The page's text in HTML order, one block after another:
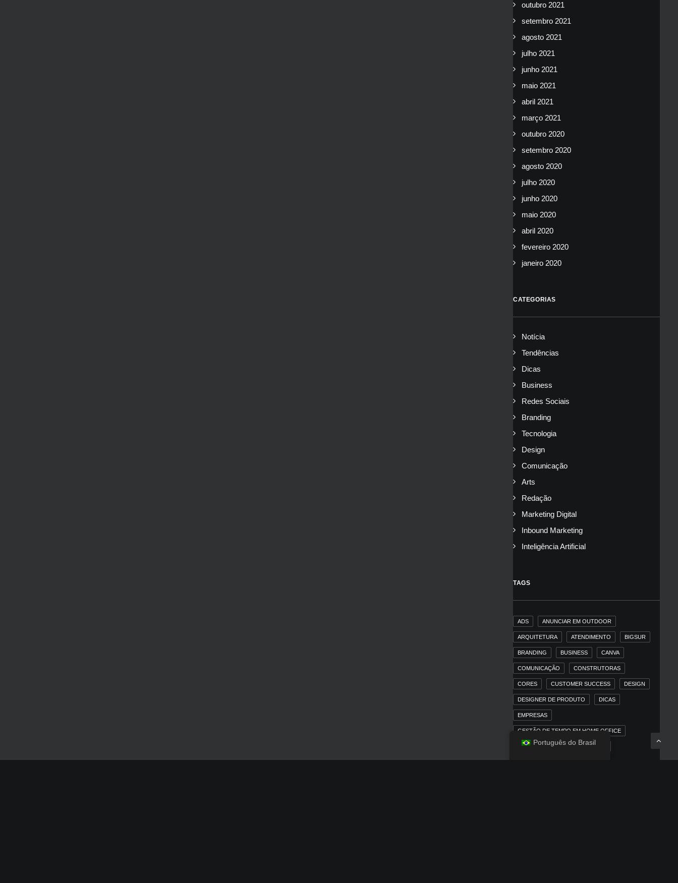
outubro 2021
setembro 2021
agosto 2021
julho 2021
junho 2021
maio 2021
abril 2021
março 2021
outubro 2020
setembro 2020
agosto 2020
julho 2020
junho 2020
maio 2020
abril 2020
fevereiro 2020
janeiro 2020
CATEGORIAS
Notícia
Tendências
Dicas
Business
Redes Sociais
Branding
Tecnologia
Design
Comunicação
Arts
Redação
Marketing Digital
Inbound Marketing
Inteligência Artificial
TAGS
ADS ANUNCIAR EM OUTDOOR
ARQUITETURA ATENDIMENTO BIGSUR
BRANDING BUSINESS CANVA
COMUNICAÇÃO CONSTRUTORAS
CORES CUSTOMER SUCCESS DESIGN
DESIGNER DE PRODUTO DICAS
EMPRESAS
GESTÃO DE TEMPO EM HOME OFFICE
HOME OFFICE IMOBILIÁRIAS
Português do Brasil